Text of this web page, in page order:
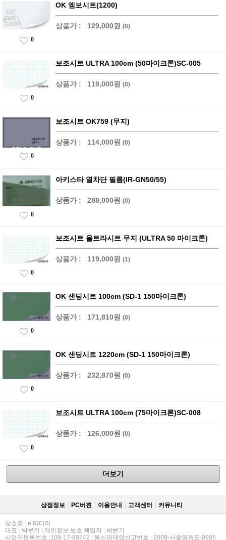
OK 엠보시트(1200)
상품가 : 129,000원 (0)
0
보조시트 ULTRA 100cm (50마이크론)SC-005
상품가 : 119,000원 (0)
0
보조시트 OK759 (무지)
상품가 : 114,000원 (0)
0
아키스타 열차단 필름(IR-GN50/55)
상품가 : 288,000원 (0)
0
보조시트 울트라시트 무지 (ULTRA 50 마이크론)
상품가 : 119,000원 (1)
0
OK 샌딩시트 100cm (SD-1 150마이크론)
상품가 : 171,810원 (0)
0
OK 샌딩시트 1220cm (SD-1 150마이크론)
상품가 : 232,870원 (0)
0
보조시트 ULTRA 100cm (75마이크론)SC-008
상품가 : 126,000원 (0)
0
더보기
상점정보 PC버젼 이용안내 고객센터 커뮤니티
상호명 : e 미디어
대표 : 박문기 | 개인정보 보호 책임자 : 박문기
사업자등록번호 :108-17-80742 | 통신판매업신고번호 : 2009-서울영등포-0905